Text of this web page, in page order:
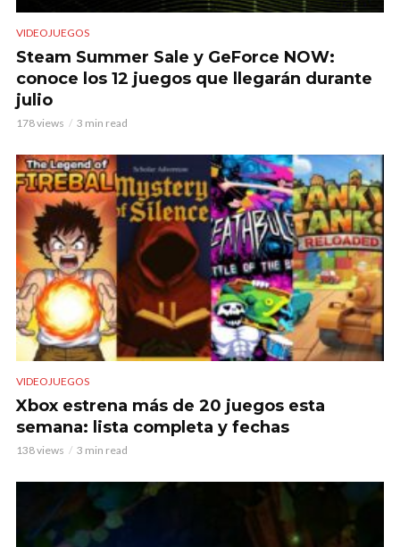
VIDEOJUEGOS
Steam Summer Sale y GeForce NOW:
conoce los 12 juegos que llegarán durante
julio
178 views 3 min read
VIDEOJUEGOS
Xbox estrena más de 20 juegos esta
semana: lista completa y fechas
138 views 3 min read